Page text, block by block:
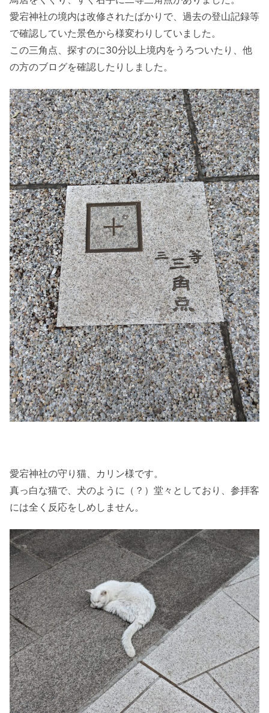
愛宕神社の境内は改修されたばかりで、過去の登山記録等
で確認していた景色から様変わりしていました。
この三角点、探すのに30分以上境内をうろついたり、他
の方のブログを確認したりしました。
愛宕神社の守り猫、カリン様です。
真っ白な猫で、犬のように（？）堂々としており、参拝客
には全く反応をしめしません。